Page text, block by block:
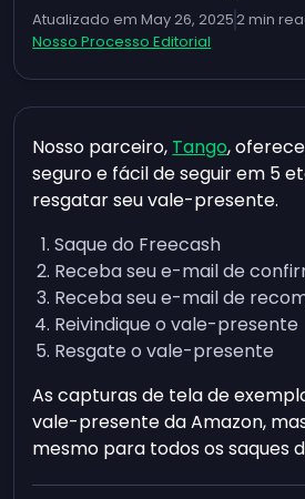
Atualizado em May 26, 20252min
Nosso Processo Editorial
Nosso parceiro, Tango,
seguro e fácil de seguir em 5
resgatar seu vale-presente.
Saque do Freecash
Receba seu e-mail de
Receba seu e-mail de
Reivindique o vale-presente
Resgate o vale-presente
As capturas de tela de
vale-presente da Amazon,
mesmo para todos os saques